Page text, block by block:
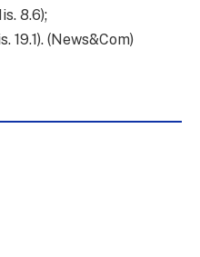
8.6);
19.1). (News&Com)